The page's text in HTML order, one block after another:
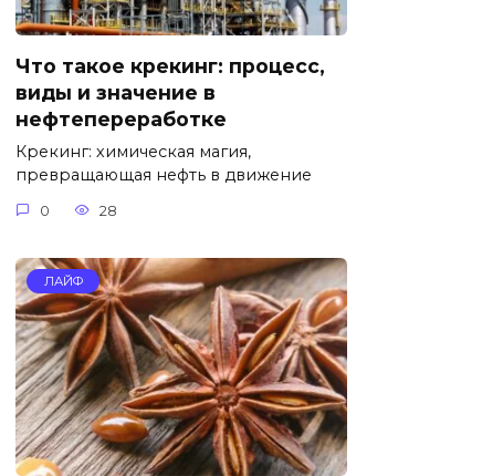
Что такое крекинг: процесс,
виды и значение в
нефтепереработке
Крекинг: химическая магия,
превращающая нефть в движение
0 28
ЛАЙФ